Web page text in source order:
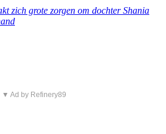
zich grote zorgen om dochter Shania
▼ Ad by Refinery89